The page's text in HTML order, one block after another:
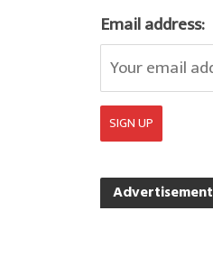
Email address:
Advertisement